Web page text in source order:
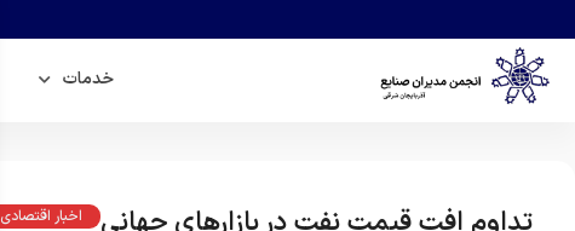
خدمات
اخبار اقتصادی